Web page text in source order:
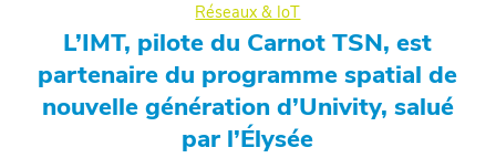
Réseaux & IoT
L’IMT, pilote du Carnot TSN, est
partenaire du programme spatial de
nouvelle génération d’Univity, salué
par l’Élysée